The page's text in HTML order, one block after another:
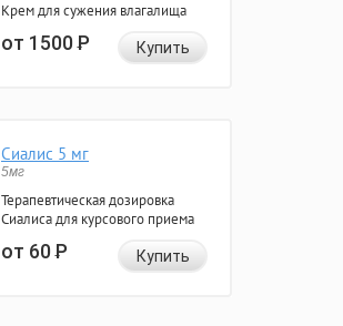
Крем для сужения влагалища
от 1500Р Купить
Сиалис 5 мг
5мг
Терапевтическая дозировка
Сиалиса для курсового приема
от 60Р Купить